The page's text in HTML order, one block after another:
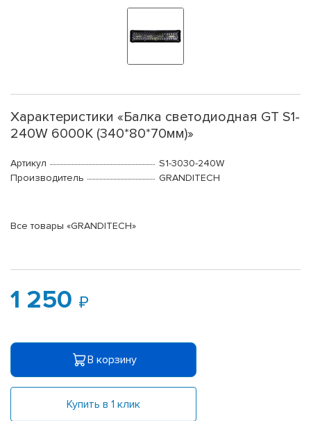
Характеристики «Балка светодиодная GT S1-
240W 6000K (340*80*70мм)»
Артикул
S1-3030-240W
Производитель
GRANDITECH
Все товары «GRANDITECH»
1 250
В корзину
Купить в 1 клик